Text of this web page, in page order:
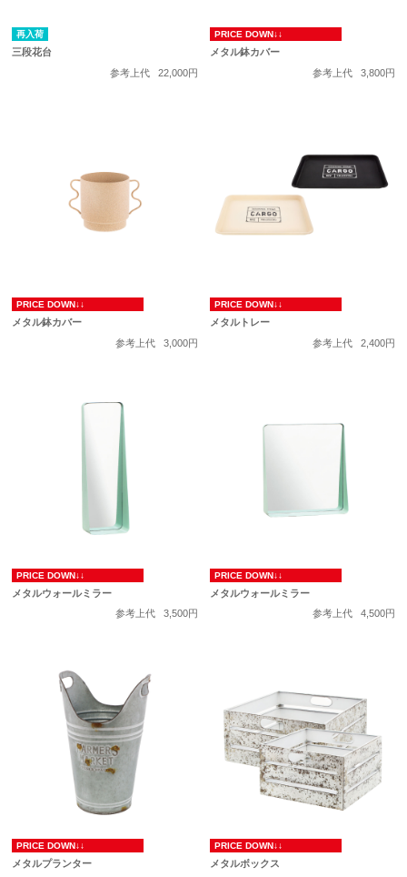
再入荷
三段花台
参考上代
22,000円
PRICE DOWN↓↓
メタル鉢カバー
参考上代
3,800円
PRICE DOWN↓↓
メタル鉢カバー
参考上代
3,000円
PRICE DOWN↓↓
メタルトレー
参考上代
2,400円
PRICE DOWN↓↓
メタルウォールミラー
参考上代
3,500円
PRICE DOWN↓↓
メタルウォールミラー
参考上代
4,500円
PRICE DOWN↓↓
メタルプランター
PRICE DOWN↓↓
メタルボックス